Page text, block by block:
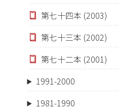
第七十四本 (2003)
第七十三本 (2002)
第七十二本 (2001)
1991-2000
1981-1990